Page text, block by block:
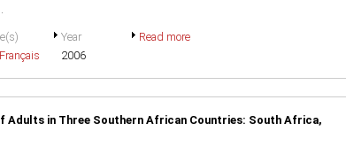
Français
Year
2006
Read more
Adults in Three Southern African Countries: South Africa,